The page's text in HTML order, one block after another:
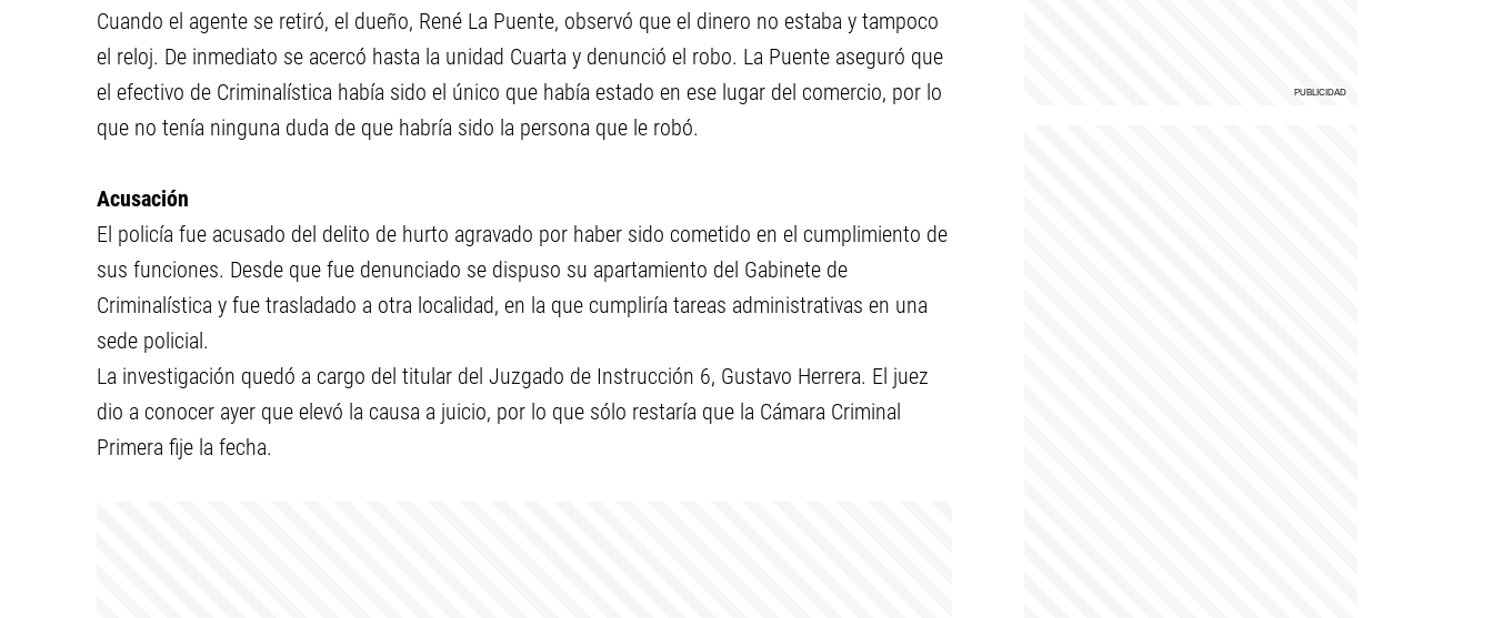
Cuando el agente se retiró, el dueño, René La Puente, observó que el dinero no estaba y tampoco
el reloj. De inmediato se acercó hasta la unidad Cuarta y denunció el robo. La Puente aseguró que
el efectivo de Criminalística había sido el único que había estado en ese lugar del comercio, por lo
que no tenía ninguna duda de que habría sido la persona que le robó.
Acusación
El policía fue acusado del delito de hurto agravado por haber sido cometido en el cumplimiento de
sus funciones. Desde que fue denunciado se dispuso su apartamiento del Gabinete de
Criminalística y fue trasladado a otra localidad, en la que cumpliría tareas administrativas en una
sede policial.
La investigación quedó a cargo del titular del Juzgado de Instrucción 6, Gustavo Herrera. El juez
dio a conocer ayer que elevó la causa a juicio, por lo que sólo restaría que la Cámara Criminal
Primera fije la fecha.